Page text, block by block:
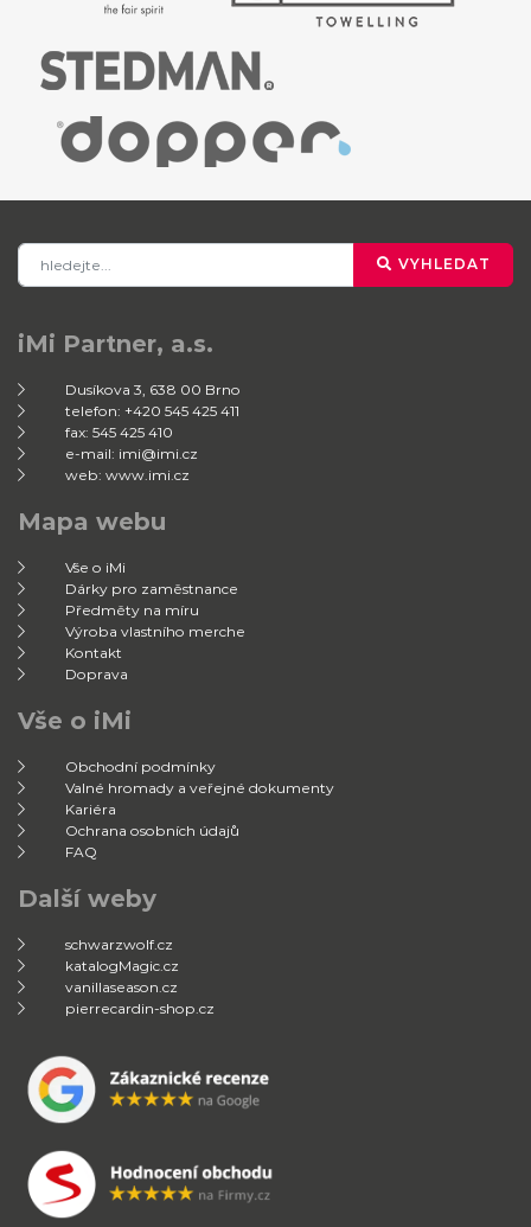
VYHLEDAT
iMi Partner, a.s.
Dusíkova 3, 638 00 Brno
telefon: +420 545 425 411
fax: 545 425 410
e-mail: imi@imi.cz
web: www.imi.cz
Mapa webu
Vše o iMi
Dárky pro zaměstnance
Předměty na míru
Výroba vlastního merche
Kontakt
Doprava
Vše o iMi
Obchodní podmínky
Valné hromady a veřejné dokumenty
Kariéra
Ochrana osobních údajů
FAQ
Další weby
schwarzwolf.cz
katalogMagic.cz
vanillaseason.cz
pierrecardin-shop.cz